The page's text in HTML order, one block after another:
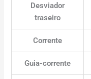
Desviador
traseiro
Corrente
Guia-corrente